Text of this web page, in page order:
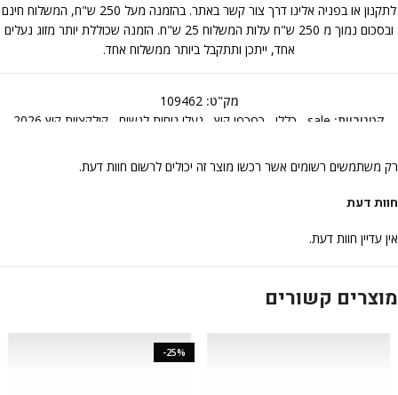
לתקנון או בפניה אלינו דרך צור קשר באתר. בהזמנה מעל 250 ש"ח, המשלוח חינם
ובסכום נמוך מ 250 ש"ח עלות המשלוח 25 ש"ח. הזמנה שכוללת יותר מזוג נעלים
אחד, ייתכן ותתקבל ביותר ממשלוח אחד.
מק"ט:109462
קטגוריות: sale כללי כפכפי קיץ נעלי נוחות לנשים קולקציית קיץ 2026
חוות דעת
אין עדיין חוות דעת.
רק משתמשים רשומים אשר רכשו מוצר זה יכולים לרשום חוות דעת.
מוצרים קשורים
-25%